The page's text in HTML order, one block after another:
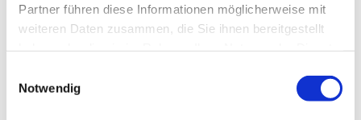
Partner führen diese Informationen möglicherweise mit
weiteren Daten zusammen, die Sie ihnen bereitgestellt
Notwendig
für Weinfeste.